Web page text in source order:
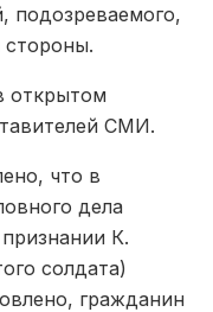
подозреваемого,
стороны.
открытом
СМИ.
что в
дела
К.
солдата)
гражданин